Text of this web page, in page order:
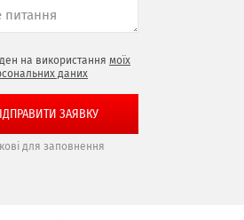
на використання моїх
даних
для заповнення